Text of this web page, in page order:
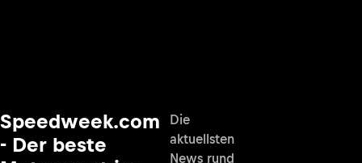
Speedweek.com
- Der beste
Die
aktuellsten
News rund